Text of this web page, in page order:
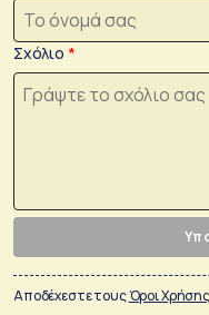
Σχόλιο
Αποδέχεστε τουςΌροι Χρήσης